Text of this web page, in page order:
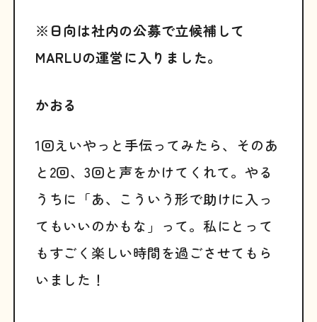
※日向は社内の公募で立候補して
MARLUの運営に入りました。
かおる
1回えいやっと手伝ってみたら、そのあ
と2回、3回と声をかけてくれて。やる
うちに「あ、こういう形で助けに入っ
てもいいのかもな」って。私にとって
もすごく楽しい時間を過ごさせてもら
いました！